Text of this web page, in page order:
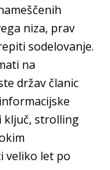
niza, prav
sodelovanje.
na
držav članic
ključ, strolling
veliko let po